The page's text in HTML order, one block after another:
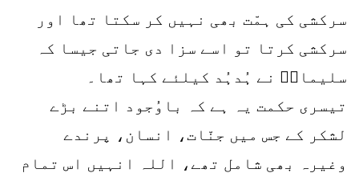
سرکشی کی ہمّت بھی نہیں کر سکتا تھا اور
سرکشی کرتا تو اسے سزا دی جاتی جیسا کہ
سلیمانؑ نے ہُدہُد کیلئے کہا تھا۔
تیسری حکمت یہ ہے کہ باوُجود اتنے بڑے
لشکر کے جس میں جنّات، انسان، پرندے
وغیرہ بھی شامل تھے، اللہ انہیں اس تمام